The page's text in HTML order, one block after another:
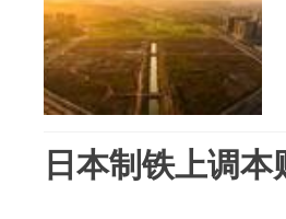
日本制铁上调